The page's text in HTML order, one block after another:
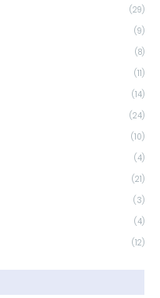
(29)
(9)
(8)
(11)
(14)
(24)
(10)
(4)
(21)
(3)
(4)
(12)